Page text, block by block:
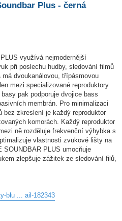
Plus - černá
využívá nejmodernější
při poslechu hudby, sledování filmů
dvoukanálovou, třípásmovou
mezi specializované reproduktory
pak podporuje dvojice bass
membrán. Pro minimalizaci
zkreslení je každý reproduktor
komorách. Každý reproduktor
ně rozděluje frekvenční výhybka s
vlastnosti zvukové lišty na
PLUS umocňuje
zlepšuje zážitek ze sledování filů,
blu ... ail-182343